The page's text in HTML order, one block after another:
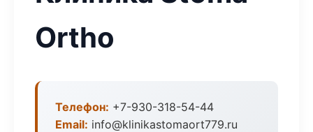
Ortho
Телефон: +7-930-318-54-44
Email: info@klinikastomaort779.ru